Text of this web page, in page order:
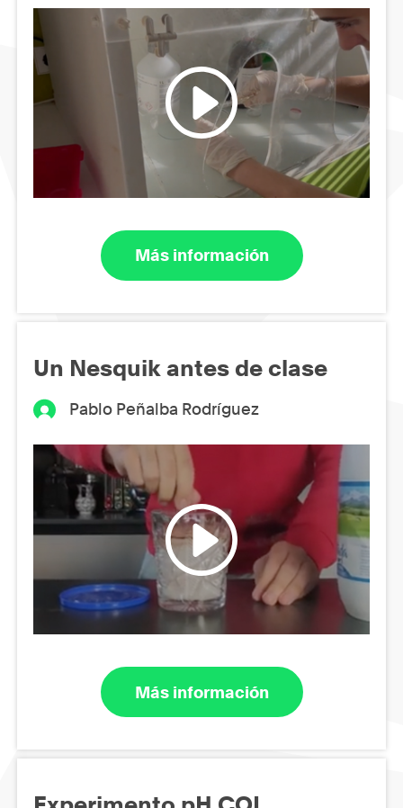
Más información
Un Nesquik antes de clase
Pablo Peñalba Rodríguez
Más información